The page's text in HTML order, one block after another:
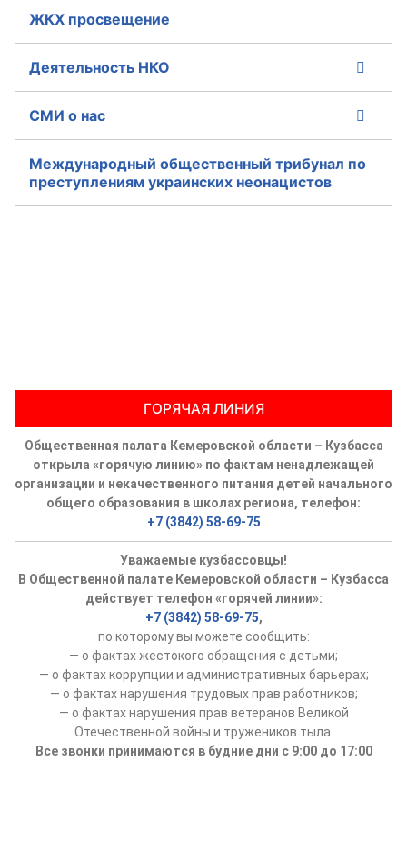
ЖКХ просвещение
Деятельность НКО
СМИ о нас
Международный общественный трибунал по
преступлениям украинских неонацистов
ГОРЯЧАЯ ЛИНИЯ
Общественная палата Кемеровской области – Кузбасса
открыла «горячую линию» по фактам ненадлежащей
организации и некачественного питания детей начального
общего образования в школах региона, телефон:
+7 (3842) 58-69-75
Уважаемые кузбассовцы!
В Общественной палате Кемеровской области – Кузбасса
действует телефон «горячей линии»:
+7 (3842) 58-69-75,
по которому вы можете сообщить:
— о фактах жестокого обращения с детьми;
— о фактах коррупции и административных барьерах;
— о фактах нарушения трудовых прав работников;
— о фактах нарушения прав ветеранов Великой
Отечественной войны и тружеников тыла.
Все звонки принимаются в будние дни с 9:00 до 17:00